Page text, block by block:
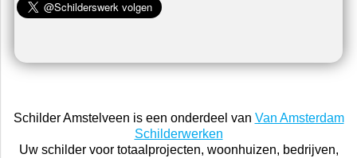
Schilder Amstelveen is een onderdeel van Van Amsterdam
Schilderwerken
Uw schilder voor totaalprojecten, woonhuizen, bedrijven,